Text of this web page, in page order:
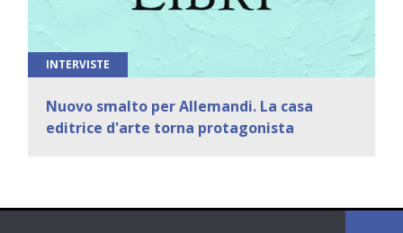
INTERVISTE
Nuovo smalto per Allemandi. La casa
editrice d'arte torna protagonista